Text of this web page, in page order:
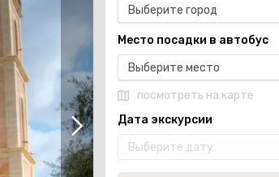
Выберите город
Место посадки в автобус
Выберите место
посмотреть на карте
Дата экскурсии